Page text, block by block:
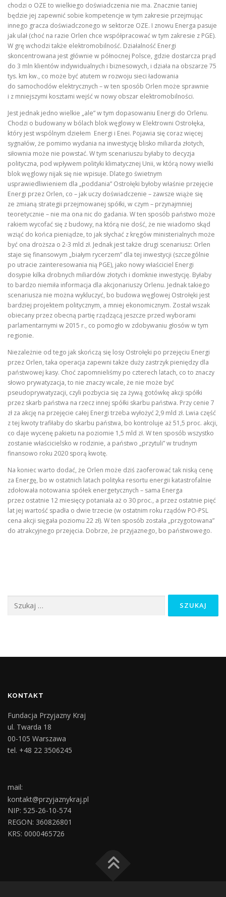
chodzi o OZE to wielkiego doświadczenia nie ma. Znacznie taniej
będzie jej zapewnić sobie kompetencje w tym zakresie przejmując
innego gracza doświadczonego w sektorze OZE. I znowu Energa pasuje
jak ulał (choć na razie Orlen chce współpracować w tym zakresie z PGE).
W grę wchodzi także elektromobilność. Działalność Energi
skoncentrowana jest głównie w północnej Polsce, gdzie dostarcza prąd
do 3 mln klientów indywidualnych i biznesowych, i działa na obszarze 75
tys. km kw., co może być atutem w rozwoju sieci ładowania
do samochodów elektrycznych – w ten sposób Orlen może sprawnie
i z mniejszymi kosztami wejść w nowy obszar elektromobilności.
Jest jednak jedno wielkie „ale” w tym dopasowaniu Energi do Orlenu.
Chodzi o budowany w bólach blok węglowy w Elektrowni Ostrołęka,
który jest wspólnym dziełem Energi i Enei. Pojawia się coraz więcej
sygnałów, że pomimo wydania na inwestycję blisko miliarda złotych,
siłownia może nie powstać. W tym scenariuszu byłaby to decyzja
polityczna, pod wpływem polityki klimatycznej Unii, w którą nowy wielki
blok węglowy nijak się nie wpisuje. Dlatego świetnym
usprawiedliwieniem dla „poddania” Ostrołęki byłoby właśnie przejęcie
Energi przez Orlen, co – jak uczy doświadczenie – zawsze wiąże się
ze zmianą strategii przejmowanej spółki, w czym – przynajmniej
teoretycznie – nie ma ona nic do gadania. W ten sposób państwo może
rakiem wycofać się z budowy, na którą nie dość, że nie wiadomo skąd
wziąć do końca pieniądze, to jak słychać z kręgów ministerialnych może
być ona droższa o 2-3 mld zł. Jednak jest także drugi scenariusz: Orlen
staje się finansowym „białym rycerzem” dla tej inwestycji (szczególnie
po utracie zainteresowania nią PGE), jako nowy właściciel Energi
dosypie kilka drobnych miliardów złotych i domknie inwestycję. Byłaby
to bardzo niemiła informacja dla akcjonariuszy Orlenu. Jednak takiego
scenariusza nie można wykluczyć, bo budowa węglowej Ostrołęki jest
bardziej projektem politycznym, a mniej ekonomicznym. Został wszak
obiecany przez obecną partię rządzącą jeszcze przed wyborami
parlamentarnymi w 2015 r., co pomogło w zdobywaniu głosów w tym
regionie.
Niezależnie od tego jak skończą się losy Ostrołęki po przejęciu Energi
przez Orlen, taka operacja zapewni także duży zastrzyk pieniędzy dla
państwowej kasy. Choć zapomnieliśmy po czterech latach, co to znaczy
słowo prywatyzacja, to nie znaczy wcale, że nie może być
pseudoprywatyzacji, czyli pozbycia się za żywą gotówkę akcji spółki
przez skarb państwa na rzecz innej spółki skarbu państwa. Przy cenie 7
zł za akcję na przejęcie całej Energi trzeba wyłożyć 2,9 mld zł. Lwia część
z tej kwoty trafiłaby do skarbu państwa, bo kontroluje aż 51,5 proc. akcji,
co daje wycenę pakietu na poziomie 1,5 mld zł. W ten sposób wszystko
zostanie właścicielsko w rodzinie, a państwo „przytuli” w trudnym
finansowo roku 2020 sporą kwotę.
Na koniec warto dodać, że Orlen może dziś zaoferować tak niską cenę
za Energę, bo w ostatnich latach polityka resortu energii katastrofalnie
zdołowała notowania spółek energetycznych – sama Energa
przez ostatnie 12 miesięcy potaniała aż o 30 proc., a przez ostatnie pięć
lat jej wartość spadła o dwie trzecie (w ostatnim roku rządów PO-PSL
cena akcji sięgała poziomu 22 zł). W ten sposób została „przygotowana”
do atrakcyjnego przejęcia. Dobrze, że przyjaznego, bo państwowego.
KONTAKT
Fundacja Przyjazny Kraj
ul. Twarda 18
00-105 Warszawa
tel. +48 22 3506245
mail:
kontakt@przyjaznykraj.pl
NIP: 525-26-10-574
REGON: 360826801
KRS: 0000465726